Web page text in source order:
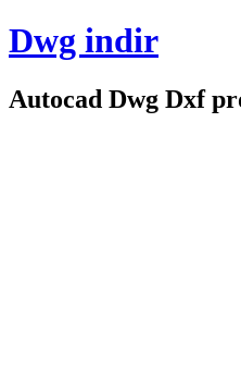
Dwg indir
Autocad Dwg Dxf